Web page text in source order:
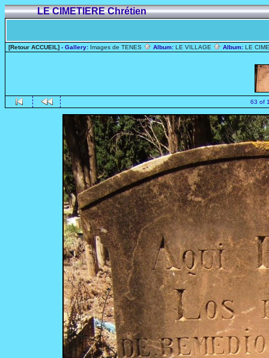
LE CIMETIERE Chrétien
[Retour ACCUEIL] - Gallery: Images de TENES Album: LE VILLAGE Album: LE
63 of